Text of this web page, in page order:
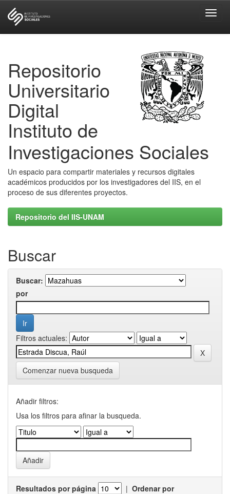
Repositorio
Universitario
Digital
Instituto de
Investigaciones Sociales
Un espacio para compartir materiales y recursos digitales
académicos producidos por los investigadores del IIS, en el
proceso de sus diferentes proyectos.
Repositorio del IIS-UNAM
Buscar
Buscar:
por
Filtros actuales:
Comenzar nueva busqueda
Añadir filtros:
Usa los filtros para afinar la busqueda.
Resultados por página | Ordenar por